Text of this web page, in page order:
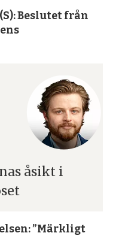
Beslutet från
åsikt i
”Märkligt